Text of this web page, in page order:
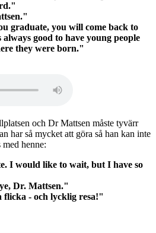
graduate, you will come back to
good to have young people
they were born."
och Dr Mattsen måste tyvärr
har så mycket att göra så han kan inte
med henne:
I would like to wait, but I have so
Dr. Mattsen."
- och lycklig resa!"